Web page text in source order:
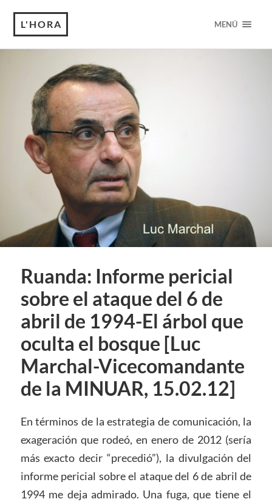
L'HORA MENÚ
Ruanda: Informe pericial
sobre el ataque del 6 de
abril de 1994-El árbol que
oculta el bosque [Luc
Marchal-Vicecomandante
de la MINUAR, 15.02.12]
En términos de la estrategia de comunicación, la
exageración que rodeó, en enero de 2012 (sería
más exacto decir “precedió”), la divulgación del
informe pericial sobre el ataque del 6 de abril de
1994 me deja admirado. Una fuga, que tiene el